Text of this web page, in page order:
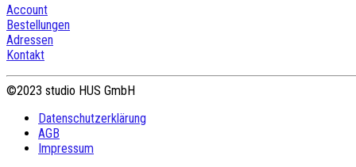
Account
Bestellungen
Adressen
Kontakt
©2023 studio HUS GmbH
Datenschutzerklärung
AGB
Impressum